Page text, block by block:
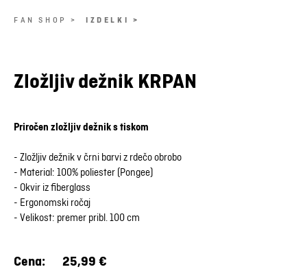
FAN SHOP > IZDELKI >
Zložljiv dežnik KRPAN
Priročen zložljiv dežnik s tiskom
- Zložljiv dežnik v črni barvi z rdečo obrobo
- Material: 100% poliester (Pongee)
- Okvir iz fiberglass
- Ergonomski ročaj
- Velikost: premer pribl. 100 cm
Cena: 25,99 €